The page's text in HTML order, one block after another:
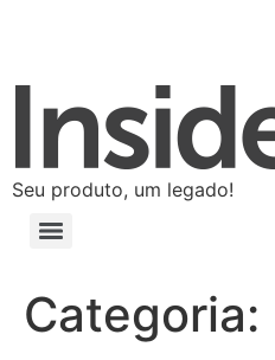
Seu produto, um legado!
Categoria: